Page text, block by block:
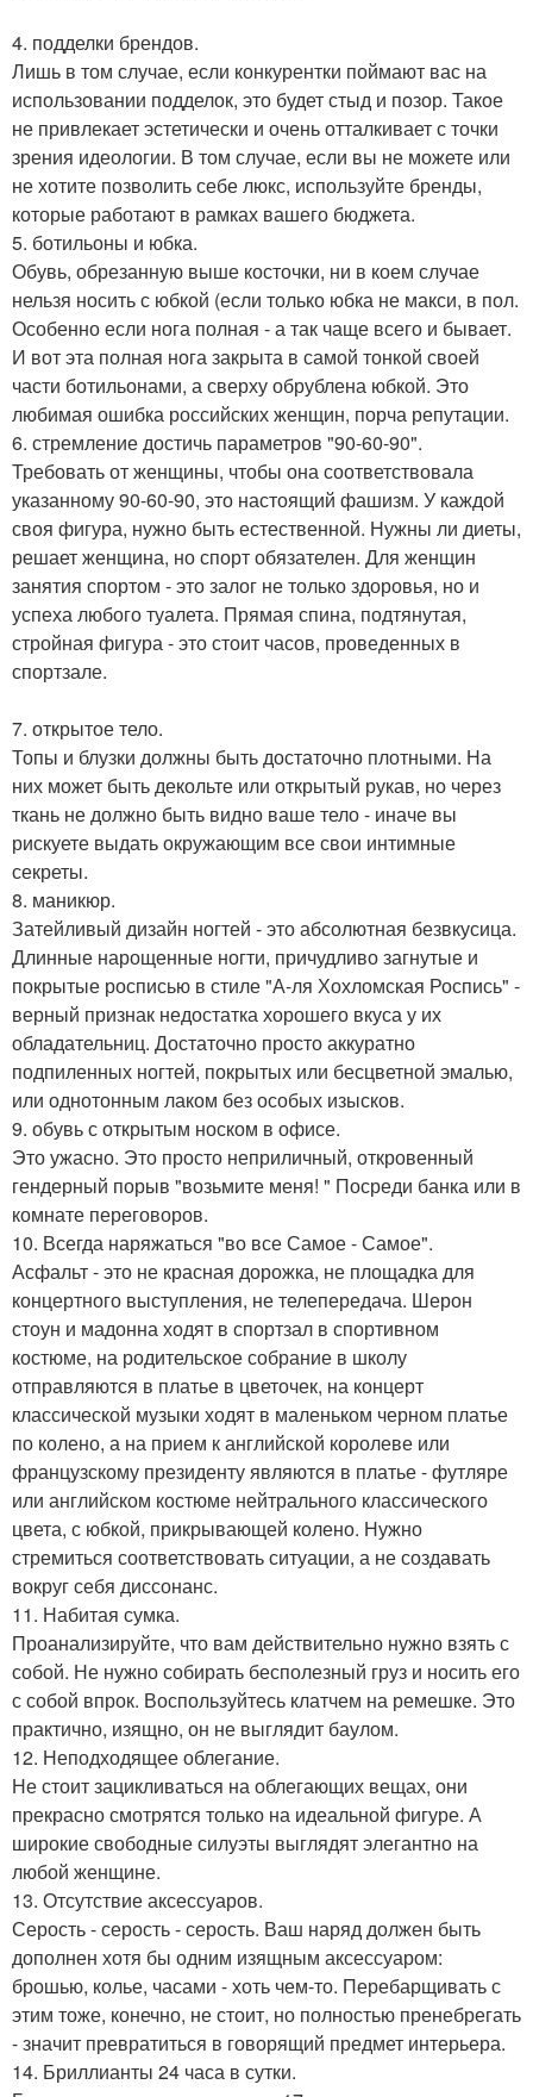
4. подделки брендов.
Лишь в том случае, если конкурентки поймают вас на
использовании подделок, это будет стыд и позор. Такое
не привлекает эстетически и очень отталкивает с точки
зрения идеологии. В том случае, если вы не можете или
не хотите позволить себе люкс, используйте бренды,
которые работают в рамках вашего бюджета.
5. ботильоны и юбка.
Обувь, обрезанную выше косточки, ни в коем случае
нельзя носить с юбкой (если только юбка не макси, в пол.
Особенно если нога полная - а так чаще всего и бывает.
И вот эта полная нога закрыта в самой тонкой своей
части ботильонами, а сверху обрублена юбкой. Это
любимая ошибка российских женщин, порча репутации.
6. стремление достичь параметров "90-60-90".
Требовать от женщины, чтобы она соответствовала
указанному 90-60-90, это настоящий фашизм. У каждой
своя фигура, нужно быть естественной. Нужны ли диеты,
решает женщина, но спорт обязателен. Для женщин
занятия спортом - это залог не только здоровья, но и
успеха любого туалета. Прямая спина, подтянутая,
стройная фигура - это стоит часов, проведенных в
спортзале.
7. открытое тело.
Топы и блузки должны быть достаточно плотными. На
них может быть декольте или открытый рукав, но через
ткань не должно быть видно ваше тело - иначе вы
рискуете выдать окружающим все свои интимные
секреты.
8. маникюр.
Затейливый дизайн ногтей - это абсолютная безвкусица.
Длинные нарощенные ногти, причудливо загнутые и
покрытые росписью в стиле "А-ля Хохломская Роспись" -
верный признак недостатка хорошего вкуса у их
обладательниц. Достаточно просто аккуратно
подпиленных ногтей, покрытых или бесцветной эмалью,
или однотонным лаком без особых изысков.
9. обувь с открытым носком в офисе.
Это ужасно. Это просто неприличный, откровенный
гендерный порыв "возьмите меня! " Посреди банка или в
комнате переговоров.
10. Всегда наряжаться "во все Самое - Самое".
Асфальт - это не красная дорожка, не площадка для
концертного выступления, не телепередача. Шерон
стоун и мадонна ходят в спортзал в спортивном
костюме, на родительское собрание в школу
отправляются в платье в цветочек, на концерт
классической музыки ходят в маленьком черном платье
по колено, а на прием к английской королеве или
французскому президенту являются в платье - футляре
или английском костюме нейтрального классического
цвета, с юбкой, прикрывающей колено. Нужно
стремиться соответствовать ситуации, а не создавать
вокруг себя диссонанс.
11. Набитая сумка.
Проанализируйте, что вам действительно нужно взять с
собой. Не нужно собирать бесполезный груз и носить его
с собой впрок. Воспользуйтесь клатчем на ремешке. Это
практично, изящно, он не выглядит баулом.
12. Неподходящее облегание.
Не стоит зацикливаться на облегающих вещах, они
прекрасно смотрятся только на идеальной фигуре. А
широкие свободные силуэты выглядят элегантно на
любой женщине.
13. Отсутствие аксессуаров.
Серость - серость - серость. Ваш наряд должен быть
дополнен хотя бы одним изящным аксессуаром:
брошью, колье, часами - хоть чем-то. Перебарщивать с
этим тоже, конечно, не стоит, но полностью пренебрегать
- значит превратиться в говорящий предмет интерьера.
14. Бриллианты 24 часа в сутки.